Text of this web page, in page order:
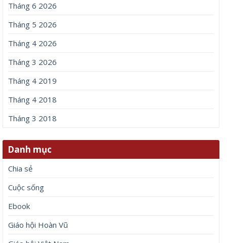
Đạo diễn &amp;apos;Spider-Man: Brand New Day&amp;apos;
lên tiếng về tin đồn liên quan đến Thành Long
7 Tháng 8, 2026
Để lại một bình luận
Email của bạn sẽ không được hiển thị công khai.Các
trường bắt buộc được đánh dấu
Bình luận*